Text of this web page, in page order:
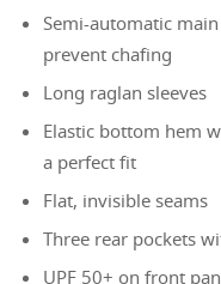
Semi-automatic
prevent chafing
Long raglan sleeves
Elastic bottom hem
a perfect fit
Flat, invisible seams
Three rear pockets
UPF 50+ on front